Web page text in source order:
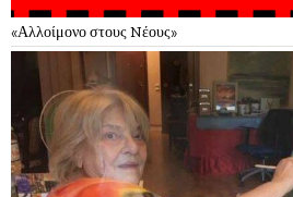
«Αλλοίμονο στους Nέους»